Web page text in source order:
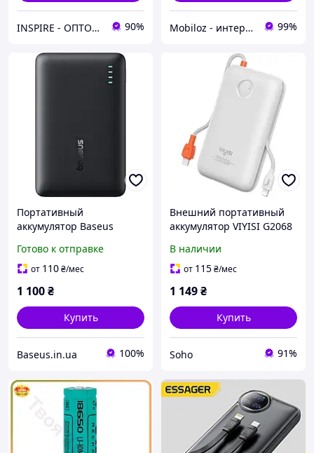
INSPIRE - ОПТОВІ ПРОДАЖІ ТА БЕЗГОТІВКА ДЛЯ БІЗНЕСУ 90% Mobiloz - интернет-магазин Мобилоз 99%
Портативный
аккумулятор Baseus
10000mAh cosmic black
(P1008210D123-00)
Готово к отправке
от 110₴/мес
1 100₴
Купить
Baseus.in.ua 100%
Внешний портативный
аккумулятор VIYISI G2068
(X0020VJ17D)
В наличии
от 115₴/мес
1 149₴
Купить
Soho 91%